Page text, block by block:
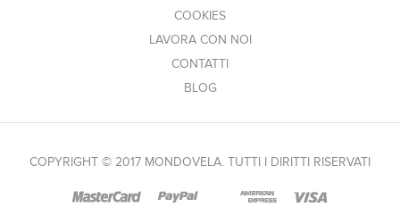
COOKIES
LAVORA CON NOI
CONTATTI
BLOG
COPYRIGHT © 2017 MONDOVELA. TUTTI I DIRITTI RISERVATI